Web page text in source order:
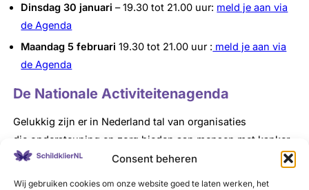
Consent beheren
Wij gebruiken cookies om onze website goed te laten werken, het
Dinsdag 30 januari– 19.30 tot 21.00 uur: meld je aan via
de Agenda
Maandag 5 februari 19.30 tot 21.00 uur : meld je aan via
de Agenda
De Nationale Activiteitenagenda
Gelukkig zijn er in Nederland tal van organisaties
die ondersteuning en zorg bieden aan mensen met kanker
en hun naasten. Dit gebeurt onder andere door het